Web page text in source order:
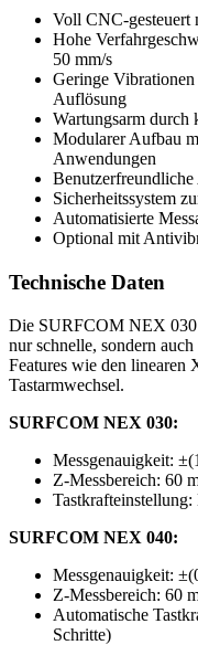
Voll CNC-gesteuert
Hohe
50 mm/s
Geringe
Auflösung
Wartungsarm durch
Modularer Aufbau
Anwendungen
Sicherheitssystem
Automatisierte
Optional mit
Technische Daten
Die SURFCOM NEX
nur schnelle, sondern
Features wie den linearen
Tastarmwechsel.
SURFCOM NEX 030:
Messgenauigkeit:
Z-Messbereich: 60
Tastkrafteinstellung:
SURFCOM NEX 040:
Messgenauigkeit:
Z-Messbereich: 60
Automatische
Schritte)